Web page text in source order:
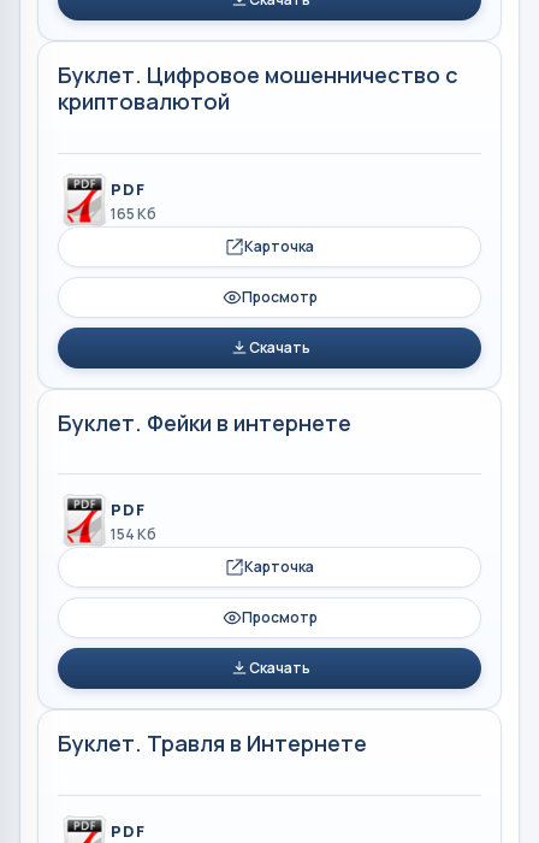
Буклет. Цифровое мошенничество с
криптовалютой
PDF
165 Кб
Карточка
Просмотр
Скачать
Буклет. Фейки в интернете
PDF
154 Кб
Карточка
Просмотр
Скачать
Буклет. Травля в Интернете
PDF